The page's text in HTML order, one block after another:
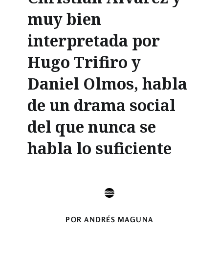
muy bien
interpretada por
Hugo Trifiro y
Daniel Olmos, habla
de un drama social
del que nunca se
habla lo suficiente
POR ANDRÉS MAGUNA